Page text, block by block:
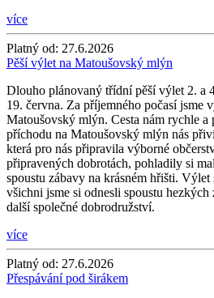
více
Platný od: 27.6.2026
Pěší výlet na Matoušovský mlýn
Dlouho plánovaný třídní pěší výlet 2. a
19. června. Za příjemného počasí jsme
Matoušovský mlýn. Cesta nám rychle a
příchodu na Matoušovský mlýn nás
která pro nás připravila výborné
připravených dobrotách, pohladily si
spoustu zábavy na krásném hřišti.
všichni jsme si odnesli spoustu
další společné dobrodružství.
více
Platný od: 27.6.2026
Přespávání pod širákem